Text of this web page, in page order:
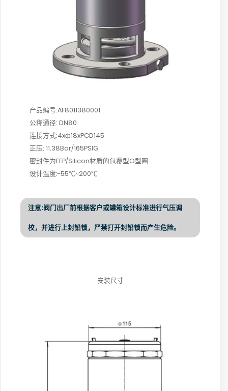
产品编号:AF8011380001
公称通径: DN80
连接方式:4xф18xPCD145
正压: 11.38Bar/165PSIG
密封件为FEP/Silicon材质的包覆型O型圈
设计温度:-55℃~200℃
注意:阀门出厂前根据客户或罐箱设计标准进行气压调
校，并进行上封铅锁，严禁打开封铅锁而产生危险。
安装尺寸